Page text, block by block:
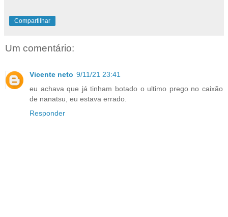
Compartilhar
Um comentário:
Vicente neto 9/11/21 23:41
eu achava que já tinham botado o ultimo prego no caixão
de nanatsu, eu estava errado.
Responder